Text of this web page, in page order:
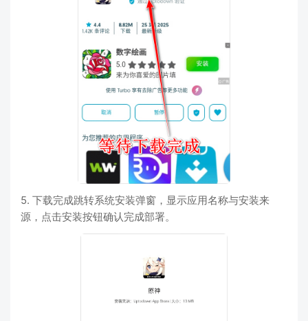
5. 下载完成跳转系统安装弹窗，显示应用名称与安装来
源，点击安装按钮确认完成部署。